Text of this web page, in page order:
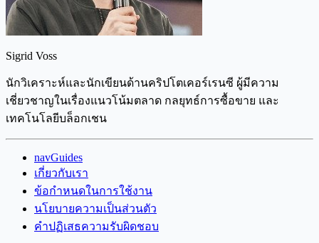
Sigrid Voss
นักวิเคราะห์และนักเขียนด้านคริปโตเคอร์เรนซี ผู้มีความ
เชี่ยวชาญในเรื่องแนวโน้มตลาด กลยุทธ์การซื้อขาย และ
เทคโนโลยีบล็อกเชน
navGuides
เกี่ยวกับเรา
ข้อกำหนดในการใช้งาน
นโยบายความเป็นส่วนตัว
คำปฏิเสธความรับผิดชอบ